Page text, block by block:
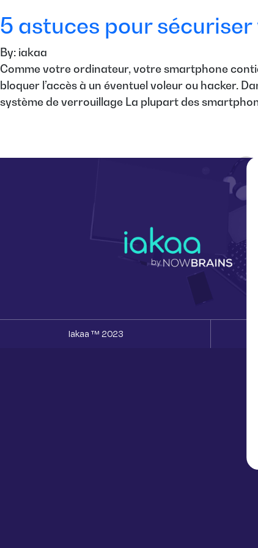
5 astuces pour
By: iakaa
Comme votre ordinateur, votre smartphone
bloquer l’accès à un éventuel voleur ou hacker.
système de verrouillage La plupart des
Iakaa ™ 2023